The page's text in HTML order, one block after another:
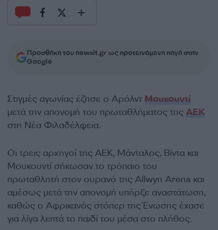
Προσθήκη του newsit.gr ως προτεινόμενη πηγή στην
Google
Στιγμές αγωνίας έζησε ο Αρόλντ Μουκουντί
μετά την απονομή του πρωταθλήματος της ΑΕΚ
στη Νέα Φιλαδέλφεια.
Οι τρεις αρχηγοί της ΑΕΚ, Μάνταλος, Βίντα και
Μουκουντί σήκωσαν το τρόπαιο του
πρωταθλητή στον ουρανό της Allwyn Arena και
αμέσως μετά την απονομή υπήρξε αναστάτωση,
καθώς ο Αφρικανός στόπερ της Ένωσης έχασε
για λίγα λεπτά το παιδί του μέσα στο πλήθος.